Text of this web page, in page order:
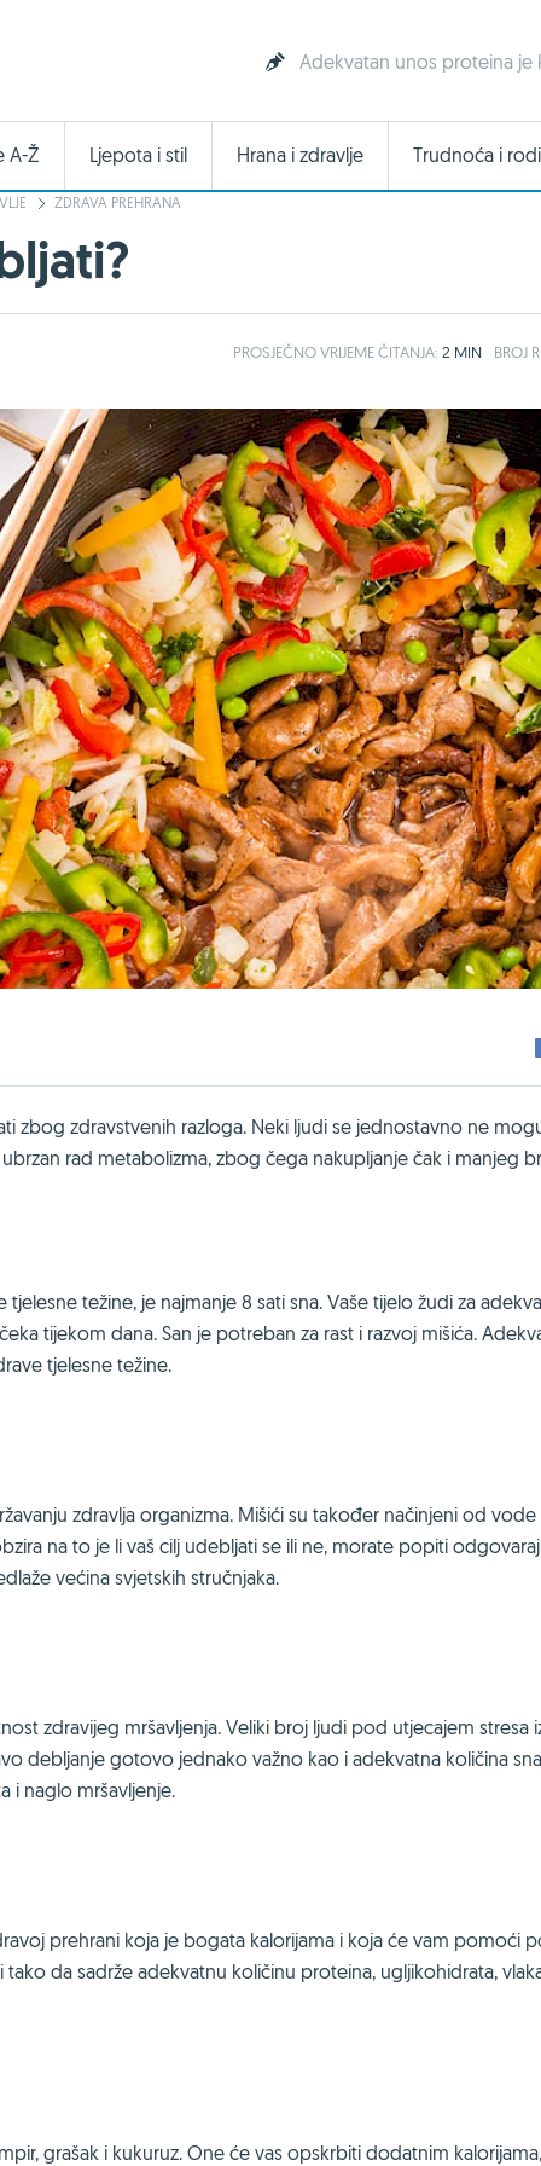
Adekvatan unos proteina je
A-Ž Ljepota i stil Hrana i zdravlje Trudnoća i
ZDRAVA PREHRANA
PROSJEČNOVRIJEME ČITANJA: 2 MIN BROJ
zbog zdravstvenih razloga. Neki ljudi se jednostavno ne
rad metabolizma, zbog čega nakupljanje čak i manjeg
težine, je najmanje 8 sati sna. Vaše tijelo žudi za
tijekom dana. San je potreban za rast i razvoj mišića.
tjelesne težine.
zdravlja organizma. Mišići su također načinjeni od vode
na to je li vaš cilj udebljati se ili ne, morate popiti
većina svjetskih stručnjaka.
zdravijeg mršavljenja. Veliki broj ljudi pod utjecajem stresa
debljanje gotovo jednako važno kao i adekvatna količina
i naglo mršavljenje.
prehrani koja je bogata kalorijama i koja će vam pomoći
da sadrže adekvatnu količinu proteina, ugljikohidrata,
grašak i kukuruz. One će vas opskrbiti dodatnim